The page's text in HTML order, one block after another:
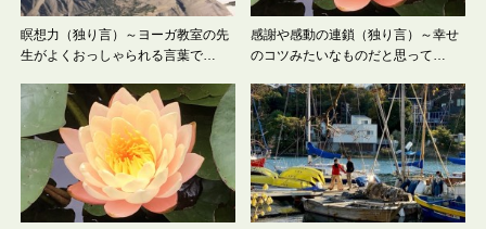
瞑想力（独り言）～ヨーガ教室の先
生がよくおっしゃられる言葉で…
感謝や感動の連鎖（独り言）～幸せ
のコツみたいなものだと思って…